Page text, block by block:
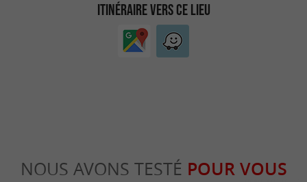
ITINÉRAIRE VERS CE LIEU
NOUS AVONS TESTÉ POUR VOUS